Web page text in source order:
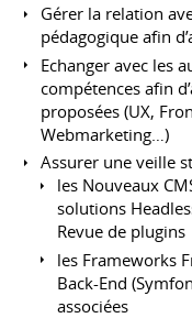
Gérer la relation
pédagogique afin
Echanger avec les
compétences afin
proposées (UX,
Webmarketing…)
Assurer une veille
les Nouveaux
solutions
Revue de plugins
les Frameworks
Back-End
associées